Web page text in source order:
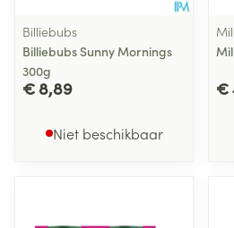
Billiebubs
Billiebubs Sunny Mornings
300g
€ 8,89
Niet beschikbaar
€